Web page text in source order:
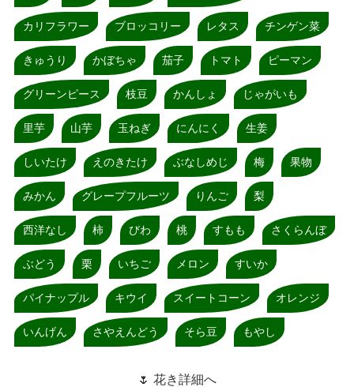
カリフラワー ブロッコリー レタス チンゲン菜
きゅうり かぼちゃ 茄子 トマト ピーマン
グリーンピース 枝豆 かんしょ じゃがいも
里芋 山芋 玉ねぎ にんにく 生姜
しいたけ えのきたけ ぶなしめじ 梅 果物
みかん グレープフルーツ りんご 梨
西洋なし 柿 びわ 桃 すもも さくらんぼ
ぶどう 栗 いちご メロン すいか
パイナップル キウイ スイートコーン オレンジ
いんげん さやえんどう そら豆 もやし
🌷 花き詳細へ